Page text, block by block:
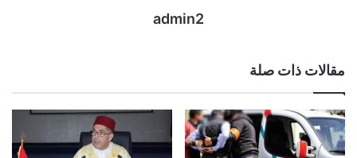
admin2
مقالات ذات صلة